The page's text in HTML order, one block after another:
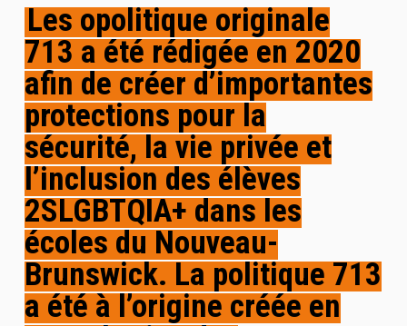
Lesopolitique originale
713a été rédigée en 2020
afin de créer d’importantes
protections pour la
sécurité, la vie privée et
l’inclusion des élèves
2SLGBTQIA+ dans les
écoles du Nouveau-
Brunswick. La politique713
a étéà l’originecréée en